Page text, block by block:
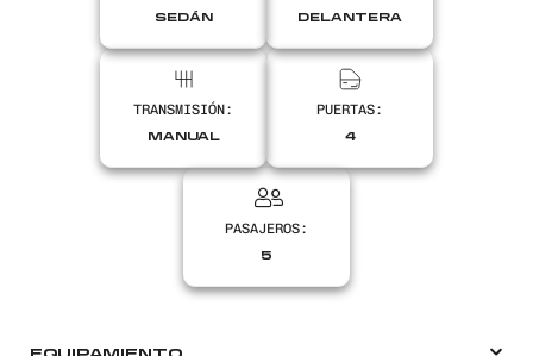
SEDÁN DELANTERA
TRANSMISIÓN:
MANUAL
PUERTAS:
4
PASAJEROS:
5
EQUIPAMIENTO